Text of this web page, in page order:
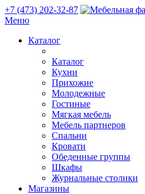
+7 (473) 202-32-87
Меню
Каталог
Каталог
Кухни
Прихожие
Молодежные
Гостиные
Мягкая мебель
Мебель партнеров
Спальни
Кровати
Обеденные группы
Шкафы
Журнальные столики
Магазины